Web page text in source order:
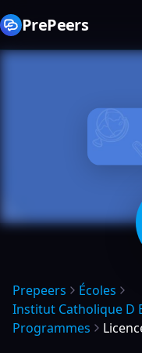
PrePeers
Prepeers
Écoles
Institut Catholique D
Programmes